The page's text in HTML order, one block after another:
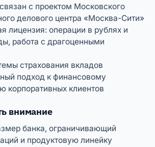
с проектом Московского
делового центра «Москва-Сити»
лицензия: операции в рублях и
работа с драгоценными
страхования вкладов
подход к финансовому
корпоративных клиентов
внимание
банка, ограничивающий
и продуктовую линейку